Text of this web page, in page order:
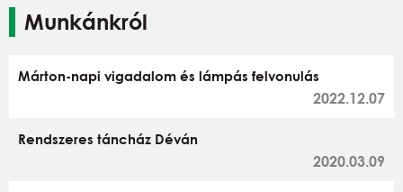
Munkánkról
Márton-napi vigadalom és lámpás felvonulás
2022.12.07
Rendszeres táncház Déván
2020.03.09